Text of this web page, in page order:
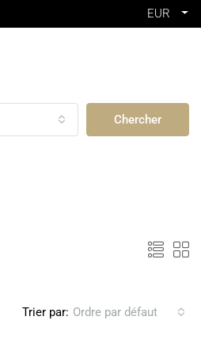
EUR
Chercher
Trier par: Ordre par défaut